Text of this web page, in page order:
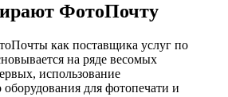
ФотоПочту
как поставщика услуг по
на ряде весомых
использование
для фотопечати и